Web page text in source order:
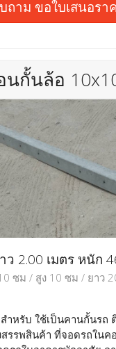
ถาม ขอใบเสนอรา
นกั้นล้อ
ว 2.00 เมตร หนัก
ซม / สูง 10 ซม / ยาว
สำหรับ ใช้เป็นคานกั้นรถ
สรรพสินค้า ที่จอดรถในค